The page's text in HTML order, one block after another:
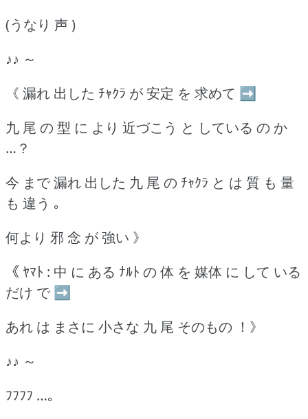
(うなり 声 )
♪♪ ～
《 漏れ 出した ﾁｬｸﾗ が 安定 を 求めて ➡
九 尾 の 型 に より 近づこう と している の か
…？
今 まで 漏れ 出した 九 尾 の ﾁｬｸﾗ と は 質 も 量
も 違う ｡
何より 邪 念 が 強い 》
《 ﾔﾏﾄ : 中 に ある ﾅﾙﾄ の 体 を 媒体 に して いる
だけ で ➡
あれ は まさに 小さな 九 尾 そのもの ！》
♪♪ ～
ﾌﾌﾌﾌ …｡